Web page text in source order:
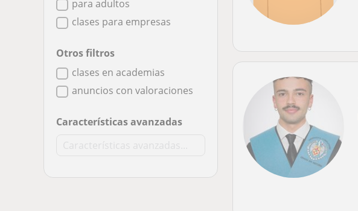
para adultos
clases para empresas
Otros filtros
clases en academias
anuncios con valoraciones
Características avanzadas